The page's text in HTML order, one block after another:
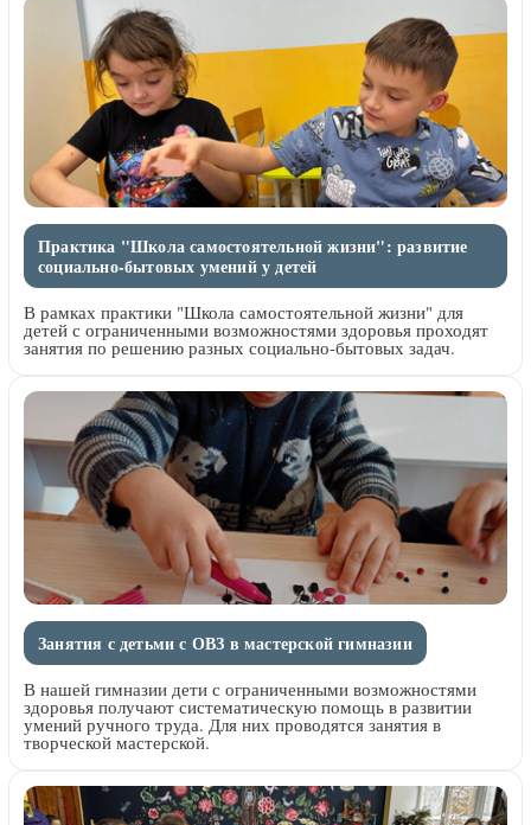
Практика "Школа самостоятельной жизни": развитие
социально-бытовых умений у детей
В рамках практики "Школа самостоятельной жизни" для
детей с ограниченными возможностями здоровья проходят
занятия по решению разных социально-бытовых задач.
Занятия с детьми с ОВЗ в мастерской гимназии
В нашей гимназии дети с ограниченными возможностями
здоровья получают систематическую помощь в развитии
умений ручного труда. Для них проводятся занятия в
творческой мастерской.